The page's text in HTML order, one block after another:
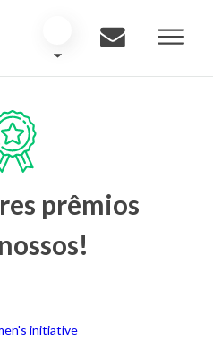
prêmios